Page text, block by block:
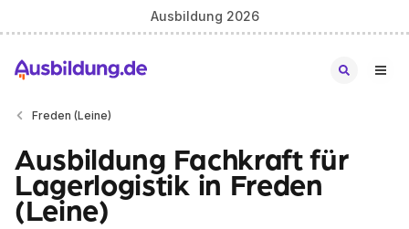
Ausbildung 2026
Freden (Leine)
Ausbildung Fachkraft für
Lagerlogistik in Freden
(Leine)